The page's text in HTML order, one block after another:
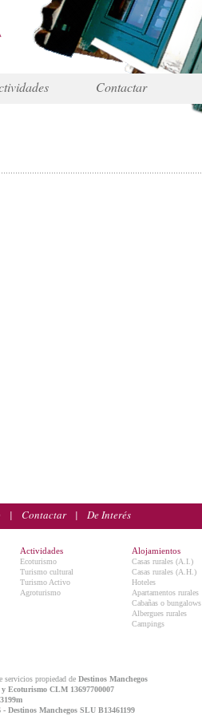
Contactar
| Contactar| De Interés
Actividades
Ecoturismo
Turismo cultural
Turismo Activo
Agroturismo
Alojamientos
Casas rurales (A.I.)
Casas rurales (A.H.)
Hoteles
Apartamentos rurales
Cabañas o bungalows
Albergues rurales
Campings
servicios propiedad de Destinos Manchegos
Ecoturismo CLM 13697700007
Destinos Manchegos SLU B13461199